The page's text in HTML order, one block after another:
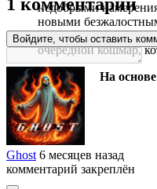
недобрыми
новыми
за Итаном на каждом
очередной кошмар,
На
Войдите, чтобы оставить
Ghost 6 месяцев назад
комментарий закреплён